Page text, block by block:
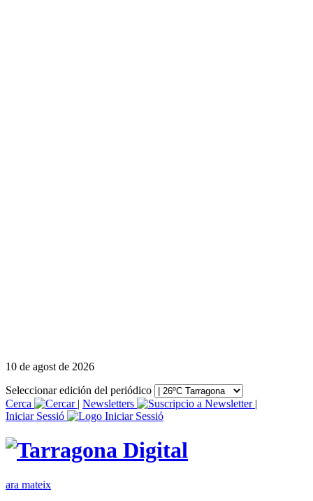
10 de agost de 2026
Seleccionar edición del periódico
Cerca
| Newsletters
|
Iniciar Sessió
ara mateix